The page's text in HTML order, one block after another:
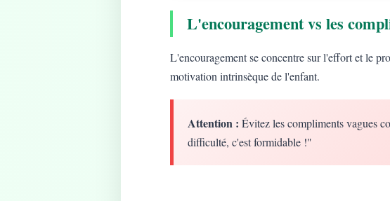
L'encouragement vs les
L'encouragement se concentre sur l'effort et le
motivation intrinsèque de l'enfant.
Attention : Évitez les compliments vagues
difficulté, c'est formidable !"